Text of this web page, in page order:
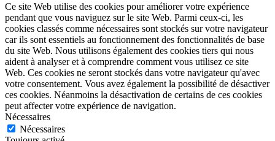
Ce site Web utilise des cookies pour améliorer votre expérience
pendant que vous naviguez sur le site Web. Parmi ceux-ci, les
cookies classés comme nécessaires sont stockés sur votre navigateur
car ils sont essentiels au fonctionnement des fonctionnalités de base
du site Web. Nous utilisons également des cookies tiers qui nous
aident à analyser et à comprendre comment vous utilisez ce site
Web. Ces cookies ne seront stockés dans votre navigateur qu'avec
votre consentement. Vous avez également la possibilité de désactiver
ces cookies. Néanmoins la désactivation de certains de ces cookies
peut affecter votre expérience de navigation.
Nécessaires
Nécessaires